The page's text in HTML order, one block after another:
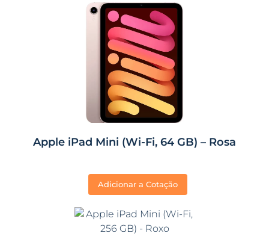
Apple iPad Mini (Wi-Fi, 64 GB) – Rosa
Adicionar a Cotação